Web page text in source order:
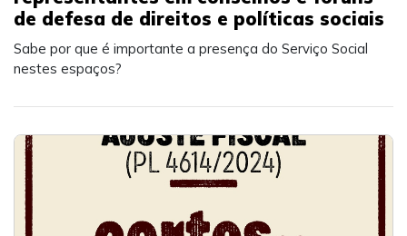
de defesa de direitos e políticas sociais
Sabe por que é importante a presença do Serviço Social
nestes espaços?